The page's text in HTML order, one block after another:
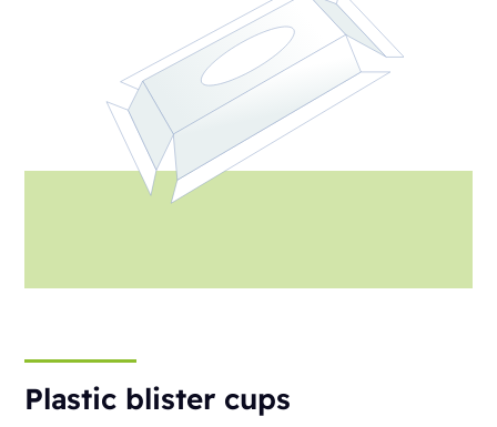
Plastic blister cups